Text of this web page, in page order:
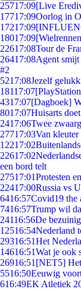
25717:09[Live
17717:09Oorlog in
17217:09
18017:09
22617:08Tour de
26417:08Agent smijt
#2
5217:08Jezelf
18117:07
4317:07[Dagboek]
8017:07Huisarts
2417:06Twee
27717:03Van kleuter
12217:02
22617:02
een bord telt
27517:01Protesten
22417:00Russia vs
6416:57Covid19 the
7416:57Trump wil
24116:56De
12516:54Nederland
29316:51Het
14616:51Wat je ook
26916:51 [NET5]
5516:50Eeuwig
616:49EK Atletiek